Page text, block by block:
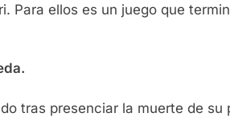
Para ellos es un juego que
tras presenciar la muerte de su